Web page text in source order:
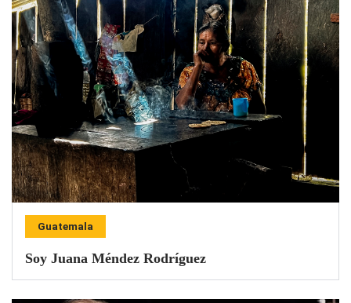
Guatemala
Soy Juana Méndez Rodríguez